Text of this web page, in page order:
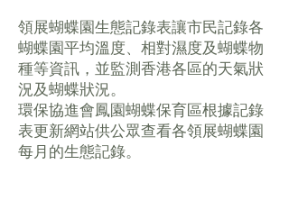
領展蝴蝶園生態記錄表讓市民記錄各
蝴蝶園平均溫度、相對濕度及蝴蝶物
種等資訊，並監測香港各區的天氣狀
況及蝴蝶狀況。
環保協進會鳳園蝴蝶保育區根據記錄
表更新網站供公眾查看各領展蝴蝶園
每月的生態記錄。